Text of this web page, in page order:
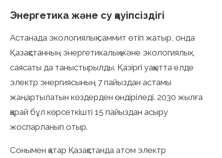
Энергетика және су қауіпсіздігі
Астанада экологиялық саммит өтіп жатыр, онда
Қазақстанның энергетикалық және экологиялық
саясаты да таныстырылды. Қазіргі уақытта елде
электр энергиясының 7 пайыздан астамы
жаңартылатын көздерден өндіріледі. 2030 жылға
қарай бұл көрсеткішті 15 пайыздан асыру
жоспарланып отыр.
Сонымен қатар Қазақстанда атом электр